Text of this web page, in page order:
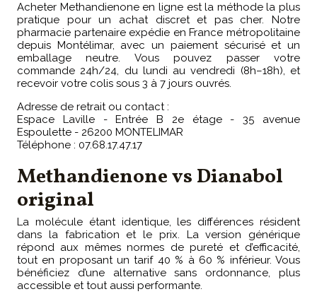
Acheter Methandienone en ligne est la méthode la plus
pratique pour un achat discret et pas cher. Notre
pharmacie partenaire expédie en France métropolitaine
depuis Montélimar, avec un paiement sécurisé et un
emballage neutre. Vous pouvez passer votre
commande 24h/24, du lundi au vendredi (8h–18h), et
recevoir votre colis sous 3 à 7 jours ouvrés.
Adresse de retrait ou contact :
Espace Laville - Entrée B 2e étage - 35 avenue
Espoulette - 26200 MONTELIMAR
Téléphone : 07.68.17.47.17
Methandienone vs Dianabol
original
La molécule étant identique, les différences résident
dans la fabrication et le prix. La version générique
répond aux mêmes normes de pureté et d’efficacité,
tout en proposant un tarif 40 % à 60 % inférieur. Vous
bénéficiez d’une alternative sans ordonnance, plus
accessible et tout aussi performante.